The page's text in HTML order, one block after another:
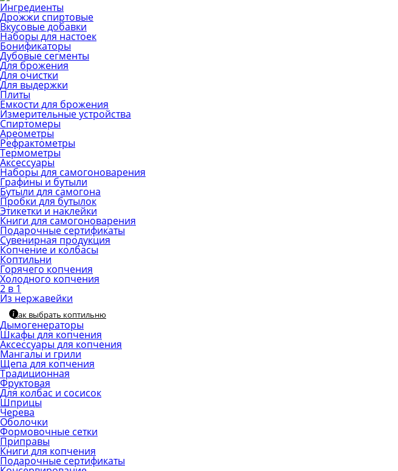
Ингредиенты
Дрожжи спиртовые
Вкусовые добавки
Наборы для настоек
Бонификаторы
Дубовые сегменты
Для брожения
Для очистки
Для выдержки
Плиты
Емкости для брожения
Измерительные устройства
Спиртомеры
Ареометры
Рефрактометры
Термометры
Аксессуары
Наборы для самогоноварения
Графины и бутыли
Бутыли для самогона
Пробки для бутылок
Этикетки и наклейки
Книги для самогоноварения
Подарочные сертификаты
Сувенирная продукция
Копчение и колбасы
Коптильни
Горячего копчения
Холодного копчения
2 в 1
Из нержавейки
Как выбрать коптильню
Дымогенераторы
Шкафы для копчения
Аксессуары для копчения
Мангалы и грили
Щепа для копчения
Традиционная
Фруктовая
Для колбас и сосисок
Шприцы
Черева
Оболочки
Формовочные сетки
Приправы
Книги для копчения
Подарочные сертификаты